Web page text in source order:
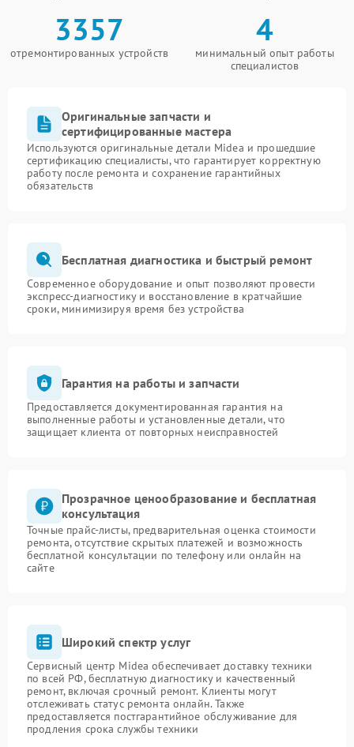
3357
отремонтированных устройств
4
минимальный опыт работы
специалистов
Оригинальные запчасти и
сертифицированные мастера
Используются оригинальные детали Midea и прошедшие
сертификацию специалисты, что гарантирует корректную
работу после ремонта и сохранение гарантийных
обязательств
Бесплатная диагностика и быстрый ремонт
Современное оборудование и опыт позволяют провести
экспресс-диагностику и восстановление в кратчайшие
сроки, минимизируя время без устройства
Гарантия на работы и запчасти
Предоставляется документированная гарантия на
выполненные работы и установленные детали, что
защищает клиента от повторных неисправностей
Прозрачное ценообразование и бесплатная
консультация
Точные прайс-листы, предварительная оценка стоимости
ремонта, отсутствие скрытых платежей и возможность
бесплатной консультации по телефону или онлайн на
сайте
Широкий спектр услуг
Сервисный центр Midea обеспечивает доставку техники
по всей РФ, бесплатную диагностику и качественный
ремонт, включая срочный ремонт. Клиенты могут
отслеживать статус ремонта онлайн. Также
предоставляется постгарантийное обслуживание для
продления срока службы техники